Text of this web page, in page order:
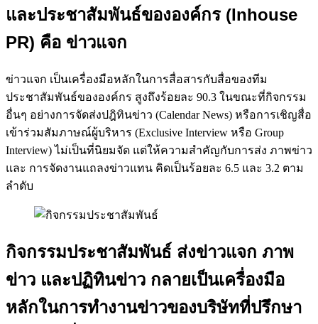
และประชาสัมพันธ์ขององค์กร (Inhouse
PR) คือ ข่าวแจก
ข่าวแจก เป็นเครื่องมือหลักในการสื่อสารกับสื่อของทีม
ประชาสัมพันธ์ขององค์กร สูงถึงร้อยละ 90.3 ในขณะที่กิจกรรม
อื่นๆ อย่างการจัดส่งปฎิทินข่าว (Calendar News) หรือการเชิญสื่อ
เข้าร่วมสัมภาษณ์ผู้บริหาร (Exclusive Interview หรือ Group
Interview) ไม่เป็นที่นิยมจัด แต่ให้ความสำคัญกับการส่ง ภาพข่าว
และ การจัดงานแถลงข่าวแทน คิดเป็นร้อยละ 6.5 และ 3.2 ตาม
ลำดับ
กิจกรรมประชาสัมพันธ์ ส่งข่าวแจก ภาพ
ข่าว และปฏิทินข่าว กลายเป็นเครื่องมือ
หลักในการทำงานข่าวของบริษัทที่ปรึกษา